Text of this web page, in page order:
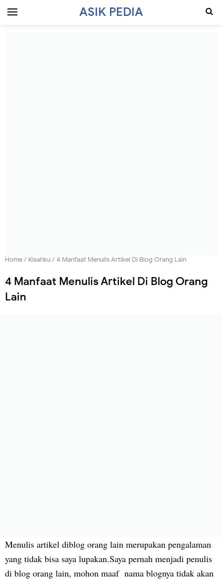
ASIK PEDIA
Home/ Kisahku/ 4 Manfaat Menulis Artikel Di Blog Orang Lain
4 Manfaat Menulis Artikel Di Blog Orang
Lain
Menulis artikel diblog orang lain merupakan pengalaman
yang tidak bisa saya lupakan.Saya pernah menjadi penulis
di blog orang lain, mohon maaf nama blognya tidak akan